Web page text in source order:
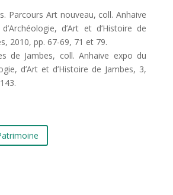
Parcours Art nouveau, coll. Anhaive
d’Art et d’Histoire de
2010, pp. 67-69, 71 et 79.
de Jambes, coll. Anhaive expo du
d’Art et d’Histoire de Jambes, 3,